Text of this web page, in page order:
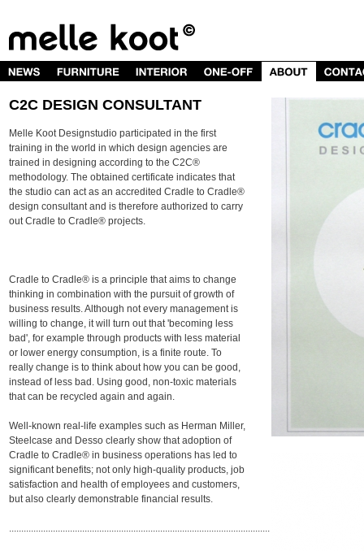
C2C DESIGN CONSULTANT
Melle Koot Designstudio participated in the first
training in the world in which design agencies are
trained in designing according to the C2C®
methodology. The obtained certificate indicates that
the studio can act as an accredited Cradle to Cradle®
design consultant and is therefore authorized to carry
out Cradle to Cradle® projects.
Cradle to Cradle® is a principle that aims to change
thinking in combination with the pursuit of growth of
business results. Although not every management is
willing to change, it will turn out that 'becoming less
bad', for example through products with less material
or lower energy consumption, is a finite route. To
really change is to think about how you can be good,
instead of less bad. Using good, non-toxic materials
that can be recycled again and again.
Well-known real-life examples such as Herman Miller,
Steelcase and Desso clearly show that adoption of
Cradle to Cradle® in business operations has led to
significant benefits; not only high-quality products, job
satisfaction and health of employees and customers,
but also clearly demonstrable financial results.
...........................................................................................................